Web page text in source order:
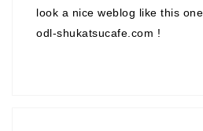
look a nice weblog like this
odl-shukatsucafe.com !